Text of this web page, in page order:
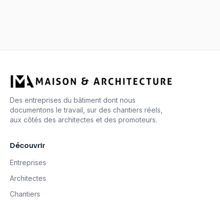
Des entreprises du bâtiment dont nous
documentons le travail, sur des chantiers réels,
aux côtés des architectes et des promoteurs.
Découvrir
Entreprises
Architectes
Chantiers